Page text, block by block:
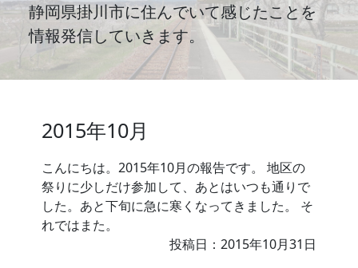
静岡県掛川市に住んでいて感じたことを
情報発信していきます。
2015年10月
こんにちは。2015年10月の報告です。 地区の
祭りに少しだけ参加して、あとはいつも通りで
した。あと下旬に急に寒くなってきました。 そ
れではまた。
投稿日： 2015年10月31日